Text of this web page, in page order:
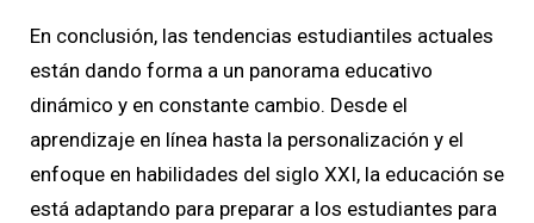
En conclusión, las tendencias estudiantiles actuales
están dando forma a un panorama educativo
dinámico y en constante cambio. Desde el
aprendizaje en línea hasta la personalización y el
enfoque en habilidades del siglo XXI, la educación se
está adaptando para preparar a los estudiantes para